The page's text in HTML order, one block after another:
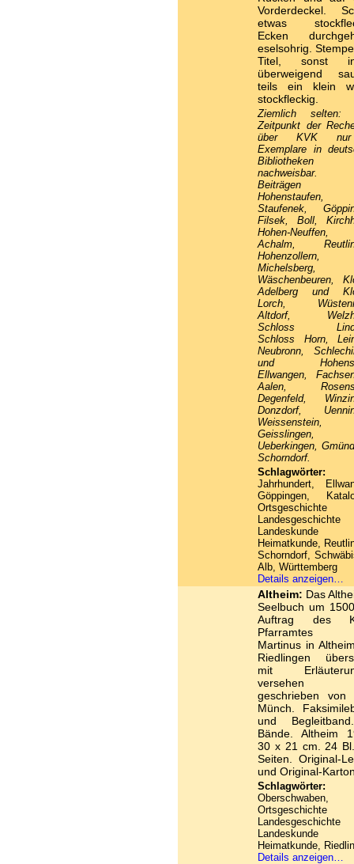
Vorderdeckel.
etwas
Ecken
eselsohrig.
Titel, sonst
überweigend
teils ein klein
stockfleckig.
Ziemlich selten:
Zeitpunkt der
über KVK
Exemplare in
Bibliotheken
nachweisbar.
Beiträgen
Hohenstaufen,
Staufenek,
Filsek, Boll,
Hohen-
Achalm,
Hohenzollern,
Michelsberg,
Wäschenbeuren,
Adelberg und
Lorch,
Altdorf,
Schloss
Schloss Horn,
Neubronn,
und
Ellwangen,
Aalen,
Degenfeld,
Donzdorf,
Weissenstein,
Geisslingen,
Ueberkingen,
Schorndorf.
Schlagwörter:
Jahrhundert,
Göppingen,
Heimatkunde,
Schorndorf,
Alb, Württemberg
Details anzeigen…
Altheim: Das
Seelbuch um
Auftrag des
Pfarramtes
Martinus in
Riedlingen
mit
versehen
geschrieben von
Münch.
und
Bände. Altheim
30 x 21 cm. 24
Seiten. Original-
und Original-
Schlagwörter:
Oberschwaben,
Heimatkunde,
Details anzeigen…